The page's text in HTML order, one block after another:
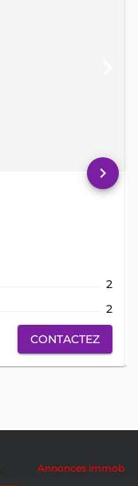
2
2
CONTACTEZ
keyboard_arrow_right
Annonces